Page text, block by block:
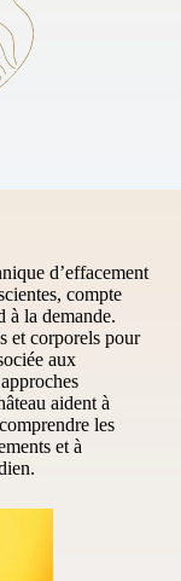
d’effacement
compte
à la demande.
et corporels pour
aux
aident à
les
et à